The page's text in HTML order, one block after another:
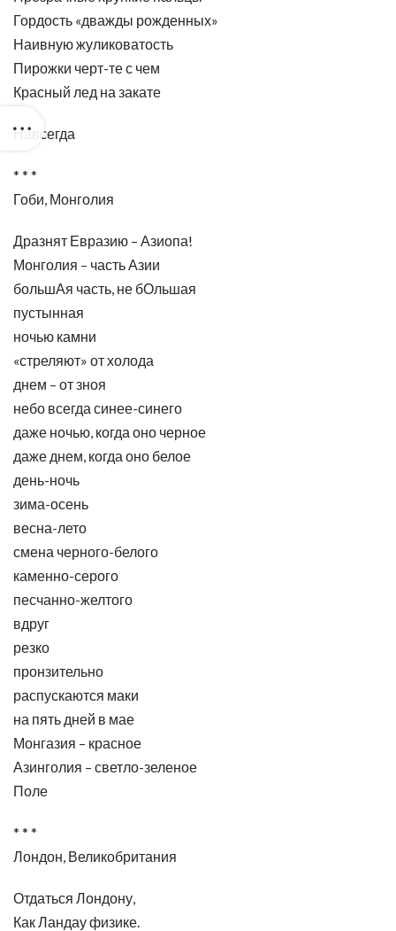
Гордость «дважды рожденных»
Наивную жуликоватость
Пирожки черт-те с чем
Красный лед на закате
Навсегда
* * *
Гоби, Монголия
Дразнят Евразию – Азиопа!
Монголия – часть Азии
большАя часть, не бОльшая
пустынная
ночью камни
«стреляют» от холода
днем – от зноя
небо всегда синее-синего
даже ночью, когда оно черное
даже днем, когда оно белое
день-ночь
зима-осень
весна-лето
смена черного-белого
каменно-серого
песчанно-желтого
вдруг
резко
пронзительно
распускаются маки
на пять дней в мае
Монгазия – красное
Азинголия – светло-зеленое
Поле
* * *
Лондон, Великобритания
Отдаться Лондону,
Как Ландау физике.